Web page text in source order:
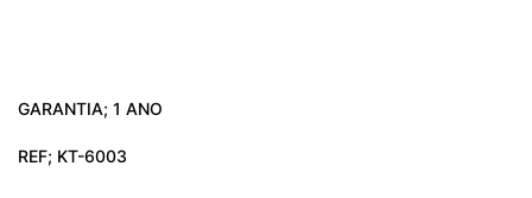
GARANTIA; 1 ANO
REF; KT-6003